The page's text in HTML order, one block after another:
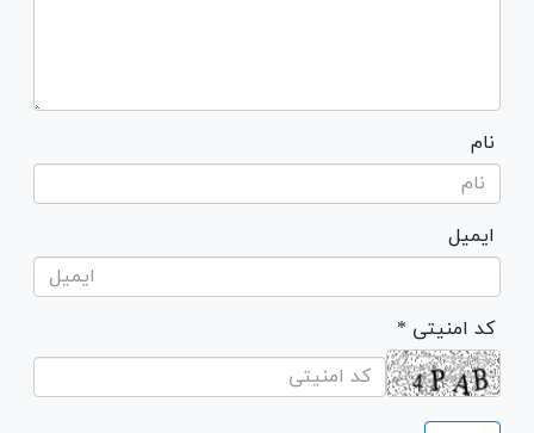
نام
ایمیل
* کد امنیتی